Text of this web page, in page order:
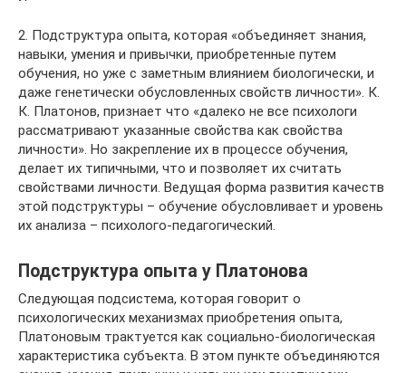
2. Подструктура опыта, которая «объединяет знания,
навыки, умения и привычки, приобретенные путем
обучения, но уже с заметным влиянием биологически, и
даже генетически обусловленных свойств личности». К.
К. Платонов, признает что «далеко не все психологи
рассматривают указанные свойства как свойства
личности». Но закрепление их в процессе обучения,
делает их типичными, что и позволяет их считать
свойствами личности. Ведущая форма развития качеств
этой подструктуры – обучение обусловливает и уровень
их анализа – психолого-педагогический.
Подструктура опыта у Платонова
Следующая подсистема, которая говорит о
психологических механизмах приобретения опыта,
Платоновым трактуется как социально-биологическая
характеристика субъекта. В этом пункте объединяются